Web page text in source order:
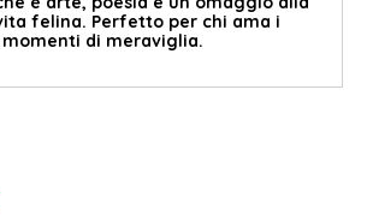
felina. Perfetto per chi ama i
di meraviglia.